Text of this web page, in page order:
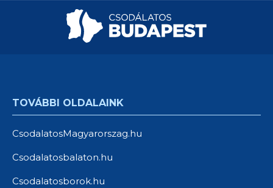
TOVÁBBI OLDALAINK
CsodalatosMagyarorszag.hu
Csodalatosbalaton.hu
Csodalatosborok.hu